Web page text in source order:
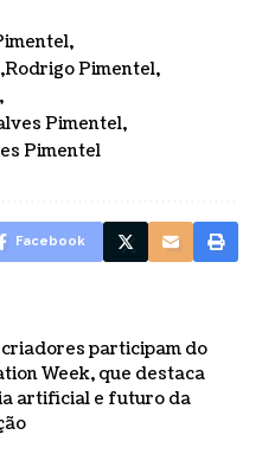
Rodrigo Pimentel
Pimentel
Pimentel
Facebook
participam do
Week, que destaca
artificial e futuro da